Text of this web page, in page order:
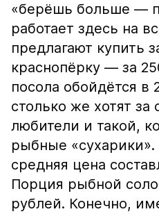
«берёшь больше —
работает здесь на
предлагают купить
краснопёрку — за
посола обойдётся в
столько же хотят за
любители и такой,
рыбные
средняя цена
Порция рыбной
рублей. Конечно,